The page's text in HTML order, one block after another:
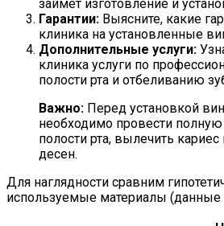
займет изготовление и
Гарантии: Выясните, какие
клиника на установленные
Дополнительные услуги:
клиника услуги по
полости рта и отбеливанию
Важно: Перед установкой
необходимо провести
полости рта, вылечить
десен.
Для наглядности сравним
используемые материалы (данные